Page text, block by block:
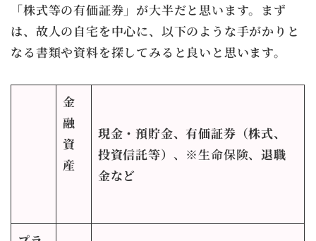
「株式等の有価証券」が大半だと思います。まず
は、故人の自宅を中心に、以下のような手がかりと
なる書類や資料を探してみると良いと思います。
金
融
資
産
現金・預貯金、有価証券（株式、
投資信託等） 、※生命保険、退職
金など